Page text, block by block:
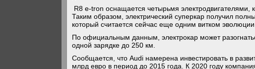
R8 e-tron оснащается четырьмя электродвигателями,
Таким образом, электрический суперкар получил
который считается сейчас еще одним витком
По официальным данным, электрокар может
одной зарядке до 250 км.
Сообщается, что Audi намерена инвестировать в
млрд евро в период до 2015 года. К 2020 году